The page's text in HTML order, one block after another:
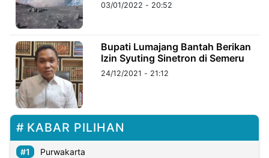
Kabarbaru.co
2026
03/01/2022 - 20:52
Bupati Lumajang Bantah Berikan
Izin Syuting Sinetron di Semeru
24/12/2021 - 21:12
KABAR PILIHAN
Purwakarta